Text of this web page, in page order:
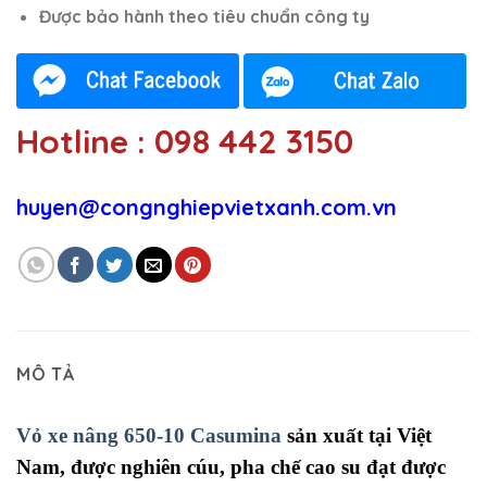
Được bảo hành theo tiêu chuẩn công ty
Hotline : 098 442 3150
huyen@congnghiepvietxanh.com.vn
MÔ TẢ
Vỏ xe nâng 650-10 Casumina sản xuất tại Việt
Nam, được nghiên cúu, pha chế cao su đạt được